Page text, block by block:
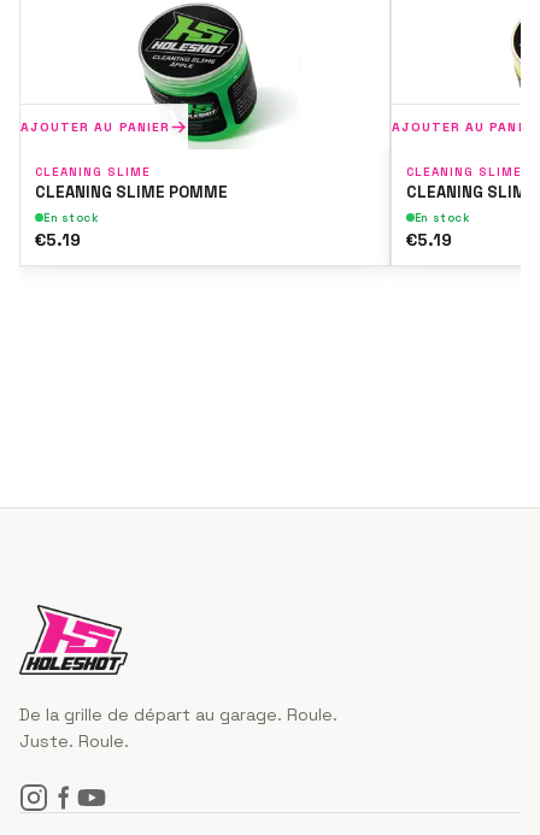
AJOUTER AU PANIER
CLEANING SLIME
CLEANING SLIME POMME
En stock
€5.19
AJOUTER AU PANIER
CLEANING SLIME
CLEANING SLIME
En stock
€5.19
De la grille de départ au garage. Roule.
Juste. Roule.